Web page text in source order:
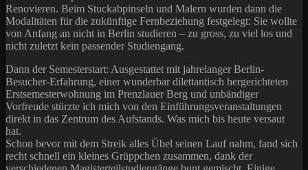
Renovieren. Beim Stuckabpinseln und Malern wurden dann die
Modalitäten für die zukünftige Fernbeziehung festgelegt: Sie wollte
von Anfang an nicht in Berlin studieren – zu gross, zu viel los und
nicht zuletzt kein passender Studiengang.
Dann der Semesterstart: Ausgestattet mit jahrelanger Berlin-
Besucher-Erfahrung, einer wunderbar dilettantisch hergerichteten
Erstsemesterwohnung im Prenzlauer Berg und unbändiger
Vorfreude stürzte ich mich von den Einführungsveranstaltungen
direkt in das Zentrum des Aufstands. Was mich bis heute versaut
hat.
Schon bevor mit dem Streik alles Übel seinen Lauf nahm, fand sich
recht schnell ein kleines Grüppchen zusammen, dank der